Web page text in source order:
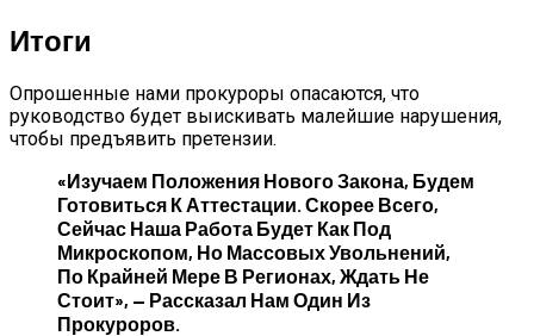
Итоги
Опрошенные нами прокуроры опасаются, что
руководство будет выискивать малейшие нарушения,
чтобы предъявить претензии.
«Изучаем Положения Нового Закона, Будем
Готовиться К Аттестации. Скорее Всего,
Сейчас Наша Работа Будет Как Под
Микроскопом, Но Массовых Увольнений,
По Крайней Мере В Регионах, Ждать Не
Стоит», — Рассказал Нам Один Из
Прокуроров.